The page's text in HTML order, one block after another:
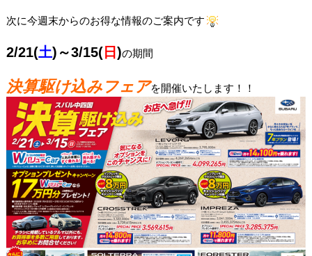
次に今週末からのお得な情報のご案内です
2/21(土)～3/15(日 )の期間
決算駆け込みフェアを開催いたします！！